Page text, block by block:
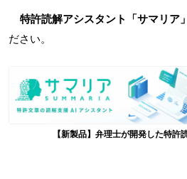
特許読解アシスタント「サマリア」
ださい。
【新製品】弁理士が開発した特許